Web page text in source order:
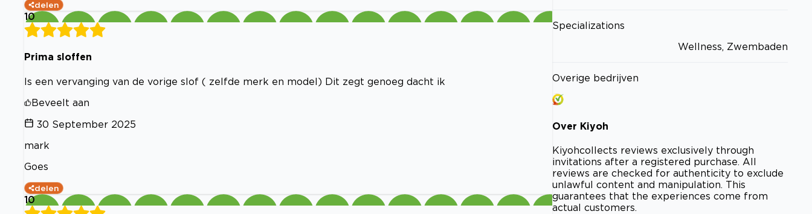
delen
10
Prima sloffen
Is een vervanging van de vorige slof ( zelfde merk en model) Dit zegt genoeg dacht ik
Beveelt aan
30 September 2025
mark
Goes
delen
10
Specializations
Wellness, Zwembaden
Overige bedrijven
Over Kiyoh
Kiyohcollects reviews exclusively through
invitations after a registered purchase. All
reviews are checked for authenticity to exclude
unlawful content and manipulation. This
guarantees that the experiences come from
actual customers.